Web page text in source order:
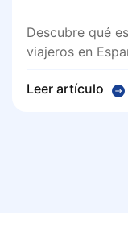
Descubre qué
viajeros en
Leer artículo